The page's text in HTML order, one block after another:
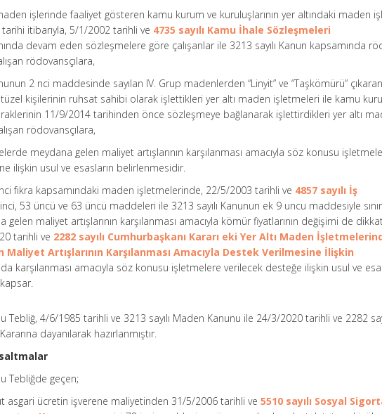
işlerinde faaliyet gösteren kamu kurum ve kuruluşlarının yer altındaki maden
itibarıyla, 5/1/2002 tarihli ve 4735 sayılı Kamu İhale Sözleşmeleri
devam eden sözleşmelere göre çalışanlar ile 3213 sayılı Kanun kapsamında
rödovansçılara,
2 nci maddesinde sayılan IV. Grup madenlerden “Linyit” ve “Taşkömürü”
kişilerinin ruhsat sahibi olarak işlettikleri yer altı maden işletmeleri ile kamu
11/9/2014 tarihinden önce sözleşmeye bağlanarak işlettirdikleri yer altı
rödovansçılara,
meydana gelen maliyet artışlarının karşılanması amacıyla söz konusu
ilişkin usul ve esasların belirlenmesidir.
fıkra kapsamındaki maden işletmelerinde, 22/5/2003 tarihli ve 4857 sayılı İş
53 üncü ve 63 üncü maddeleri ile 3213 sayılı Kanunun ek 9 uncu maddesiyle
gelen maliyet artışlarının karşılanması amacıyla kömür fiyatlarının değişimi de
tarihli ve 2282 sayılı Cumhurbaşkanı Kararı eki Yer Altı Maden
Maliyet Artışlarının Karşılanması Amacıyla Destek Verilmesine İlişkin
karşılanması amacıyla söz konusu işletmelere verilecek desteğe ilişkin usul ve
Tebliğ, 4/6/1985 tarihli ve 3213 sayılı Maden Kanunu ile 24/3/2020 tarihli ve 2282
dayanılarak hazırlanmıştır.
Tebliğde geçen;
asgari ücretin işverene maliyetinden 31/5/2006 tarihli ve5510 sayılı Sosyal